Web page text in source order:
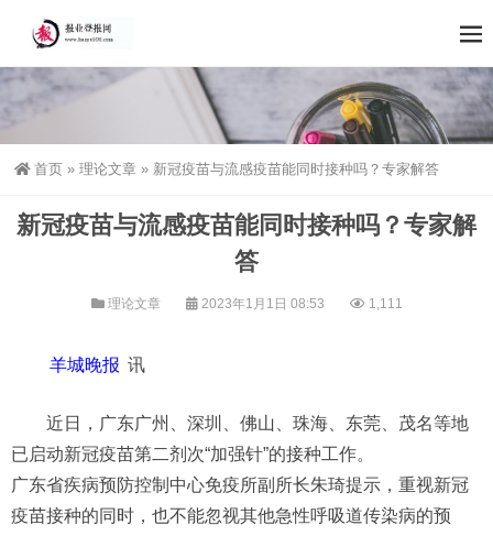
首页 » 理论文章 » 新冠疫苗与流感疫苗能同时接种吗？专家解答
新冠疫苗与流感疫苗能同时接种吗？专家解
答
理论文章 2023年1月1日 08:53 1,111
羊城晚报 讯
近日，广东广州、深圳、佛山、珠海、东莞、茂名等地
已启动新冠疫苗第二剂次“加强针”的接种工作。
广东省疾病预防控制中心免疫所副所长朱琦提示，重视新冠
疫苗接种的同时，也不能忽视其他急性呼吸道传染病的预